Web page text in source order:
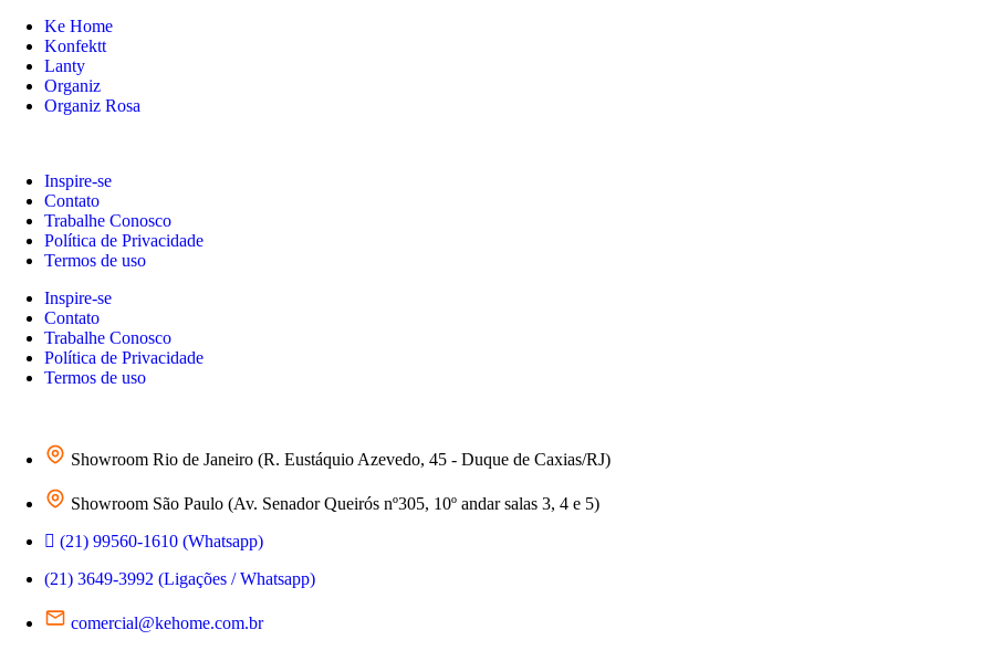
Ke Home
Konfektt
Lanty
Organiz
Organiz Rosa
Inspire-se
Contato
Trabalhe Conosco
Política de Privacidade
Termos de uso
Inspire-se
Contato
Trabalhe Conosco
Política de Privacidade
Termos de uso
Showroom Rio de Janeiro (R. Eustáquio Azevedo, 45 - Duque de Caxias/RJ)
Showroom São Paulo (Av. Senador Queirós nº305, 10º andar salas 3, 4 e 5)
(21) 99560-1610 (Whatsapp)
(21) 3649-3992 (Ligações / Whatsapp)
comercial@kehome.com.br